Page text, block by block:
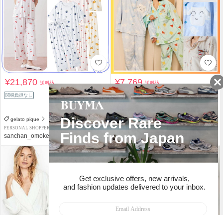
¥21,870送料込
関税負担なし
gelato pique
PERSONAL SHOPPER
sanchan_omoke
¥7,769送料込
21%OFF ¥9,950
SPAO
PERSONAL SHOPPER
韓国セレクト-SEOUL